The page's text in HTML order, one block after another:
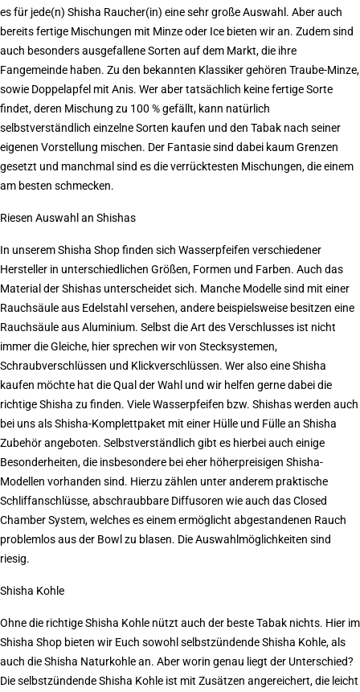
es für jede(n) Shisha Raucher(in) eine sehr große Auswahl. Aber auch
bereits fertige Mischungen mit Minze oder Ice bieten wir an. Zudem sind
auch besonders ausgefallene Sorten auf dem Markt, die ihre
Fangemeinde haben. Zu den bekannten Klassiker gehören Traube-Minze,
sowie Doppelapfel mit Anis. Wer aber tatsächlich keine fertige Sorte
findet, deren Mischung zu 100 % gefällt, kann natürlich
selbstverständlich einzelne Sorten kaufen und den Tabak nach seiner
eigenen Vorstellung mischen. Der Fantasie sind dabei kaum Grenzen
gesetzt und manchmal sind es die verrücktesten Mischungen, die einem
am besten schmecken.
Riesen Auswahl an Shishas
In unserem Shisha Shop finden sich Wasserpfeifen verschiedener
Hersteller in unterschiedlichen Größen, Formen und Farben. Auch das
Material der Shishas unterscheidet sich. Manche Modelle sind mit einer
Rauchsäule aus Edelstahl versehen, andere beispielsweise besitzen eine
Rauchsäule aus Aluminium. Selbst die Art des Verschlusses ist nicht
immer die Gleiche, hier sprechen wir von Stecksystemen,
Schraubverschlüssen und Klickverschlüssen. Wer also eine Shisha
kaufen möchte hat die Qual der Wahl und wir helfen gerne dabei die
richtige Shisha zu finden. Viele Wasserpfeifen bzw. Shishas werden auch
bei uns als Shisha-Komplettpaket mit einer Hülle und Fülle an Shisha
Zubehör angeboten. Selbstverständlich gibt es hierbei auch einige
Besonderheiten, die insbesondere bei eher höherpreisigen Shisha-
Modellen vorhanden sind. Hierzu zählen unter anderem praktische
Schliffanschlüsse, abschraubbare Diffusoren wie auch das Closed
Chamber System, welches es einem ermöglicht abgestandenen Rauch
problemlos aus der Bowl zu blasen. Die Auswahlmöglichkeiten sind
riesig.
Shisha Kohle
Ohne die richtige Shisha Kohle nützt auch der beste Tabak nichts. Hier im
Shisha Shop bieten wir Euch sowohl selbstzündende Shisha Kohle, als
auch die Shisha Naturkohle an. Aber worin genau liegt der Unterschied?
Die selbstzündende Shisha Kohle ist mit Zusätzen angereichert, die leicht